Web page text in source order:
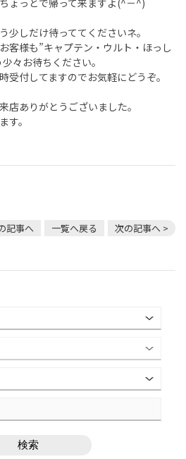
少しだけ待っててくださいネ。
客様も”キャプテン・ウルト・ほっし
々お待ちください。
受付してますのでお気軽にどうぞ。
店ありがとうございました。
す。
記事へ 一覧へ戻る 次の記事へ >